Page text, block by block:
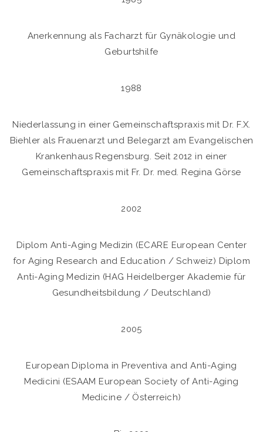
Anerkennung als Facharzt für Gynäkologie und
Geburtshilfe
1988
Niederlassung in einer Gemeinschaftspraxis mit Dr. F.X.
Biehler als Frauenarzt und Belegarzt am Evangelischen
Krankenhaus Regensburg. Seit 2012 in einer
Gemeinschaftspraxis mit Fr. Dr. med. Regina Görse
2002
Diplom Anti-Aging Medizin (ECARE European Center
for Aging Research and Education / Schweiz) Diplom
Anti-Aging Medizin (HAG Heidelberger Akademie für
Gesundheitsbildung / Deutschland)
2005
European Diploma in Preventiva and Anti-Aging
Medicini (ESAAM European Society of Anti-Aging
Medicine / Österreich)